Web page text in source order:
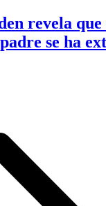
revela que
se ha